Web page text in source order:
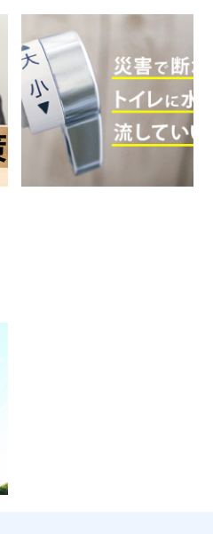
断水時のタンク式トイレは流せ
るの？誤った流し方は危険！
2026.05.15
企業防災